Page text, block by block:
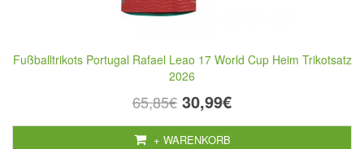
Fußballtrikots Portugal Rafael Leao 17 World Cup Heim Trikotsatz
2026
65,85€ 30,99€
+ WARENKORB